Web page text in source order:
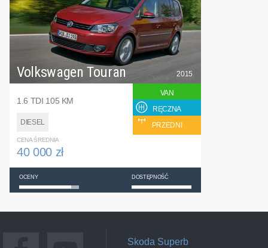
Volkswagen Touran
1.6 TDI 105 KM
DIESEL
2015
VAN
RĘCZNA
PRZEDNI
CENA ŚREDNIA
40 000 zł
OCENY DOSTĘPNOŚĆ
Skoda Superb